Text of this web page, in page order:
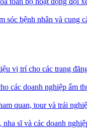
sóc bệnh nhân và cung
vị trí cho các trang
các doanh nghiệp ẩm
quan, tour và trải
nha sĩ và các doanh